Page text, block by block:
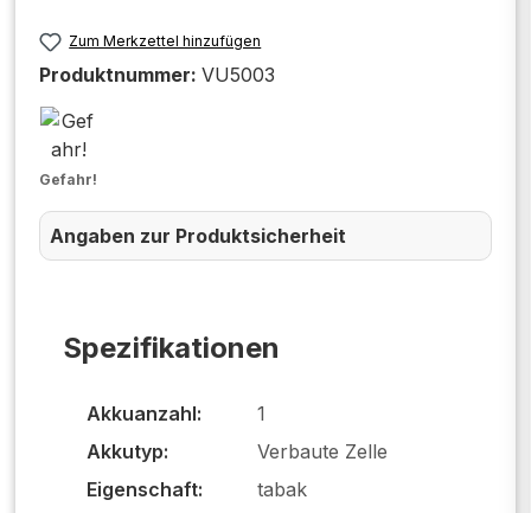
Spezifikationen
Akkuanzahl:
1
Akkutyp:
Verbaute Zelle
Eigenschaft:
tabak
Zum Merkzettel hinzufügen
Produktnummer: VU5003
Gefahr!
Angaben zur Produktsicherheit